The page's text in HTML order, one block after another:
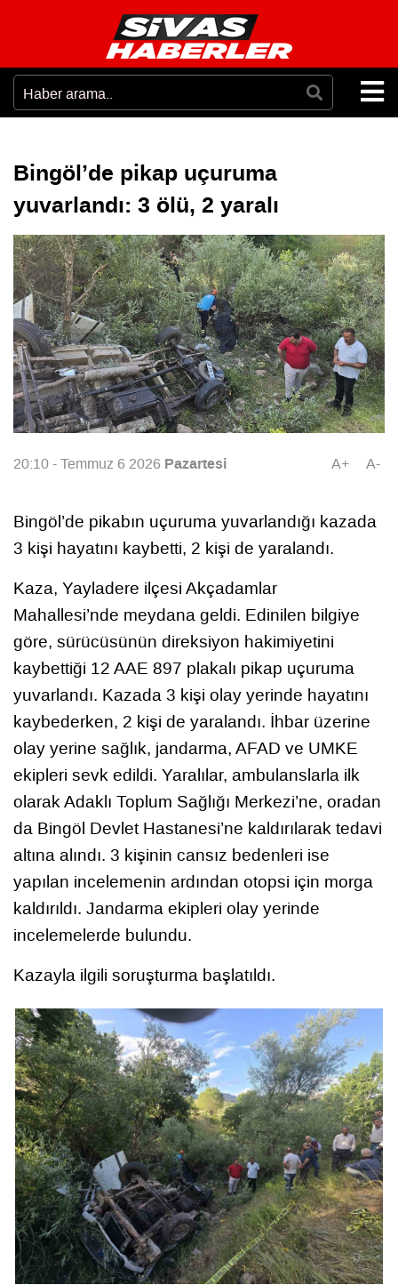
Bingöl’de pikap uçuruma
yuvarlandı: 3 ölü, 2 yaralı
20:10 - Temmuz 6 2026 Pazartesi A+ A-
Bingöl’de pikabın uçuruma yuvarlandığı kazada
3 kişi hayatını kaybetti, 2 kişi de yaralandı.
Kaza, Yayladere ilçesi Akçadamlar
Mahallesi’nde meydana geldi. Edinilen bilgiye
göre, sürücüsünün direksiyon hakimiyetini
kaybettiği 12 AAE 897 plakalı pikap uçuruma
yuvarlandı. Kazada 3 kişi olay yerinde hayatını
kaybederken, 2 kişi de yaralandı. İhbar üzerine
olay yerine sağlık, jandarma, AFAD ve UMKE
ekipleri sevk edildi. Yaralılar, ambulanslarla ilk
olarak Adaklı Toplum Sağlığı Merkezi’ne, oradan
da Bingöl Devlet Hastanesi’ne kaldırılarak tedavi
altına alındı. 3 kişinin cansız bedenleri ise
yapılan incelemenin ardından otopsi için morga
kaldırıldı. Jandarma ekipleri olay yerinde
incelemelerde bulundu.
Kazayla ilgili soruşturma başlatıldı.